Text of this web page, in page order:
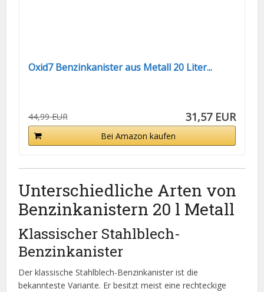
Oxid7 Benzinkanister aus Metall 20 Liter...
44,99 EUR 31,57 EUR
Bei Amazon kaufen
Unterschiedliche Arten von
Benzinkanistern 20 l Metall
Klassischer Stahlblech-
Benzinkanister
Der klassische Stahlblech-Benzinkanister ist die
bekannteste Variante. Er besitzt meist eine rechteckige